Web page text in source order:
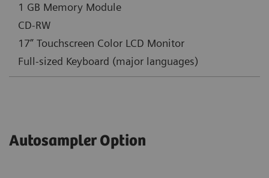
1 GB Memory Module
CD-RW
17” Touchscreen Color LCD Monitor
Full-sized Keyboard (major languages)
Autosampler Option